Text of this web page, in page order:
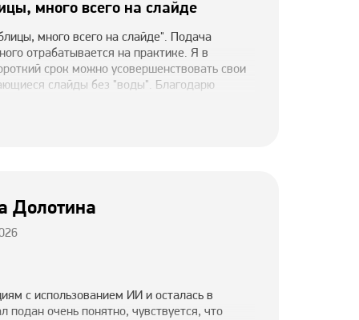
много всего на слайде
много всего на слайде". Подача
отрабатывается на практике. Я в
срок можно усовершенствовать свои
слайды без "воды". Благодарю
Долотина
с использованием ИИ и осталась в
подан очень понятно, чувствуется, что